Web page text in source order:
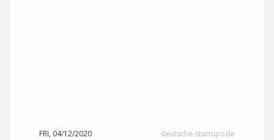
FRI, 04/12/2020 deutsche-startups.de